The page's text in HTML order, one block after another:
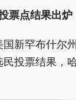
票点结果出炉
国新罕布什尔
投票结果，